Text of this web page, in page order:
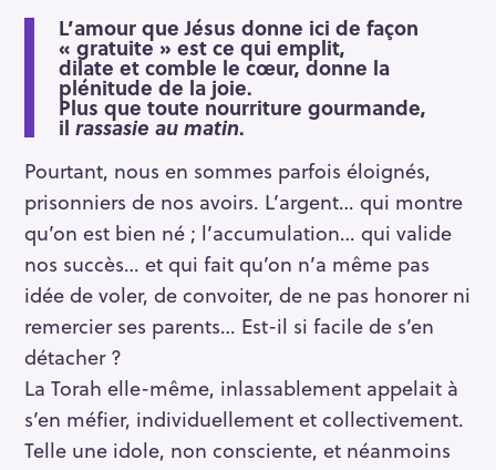
L’amour que Jésus donne ici de façon
« gratuite » est ce qui emplit,
dilate et comble le cœur, donne la
plénitude de la joie.
Plus que toute nourriture gourmande,
il rassasie au matin.
Pourtant, nous en sommes parfois éloignés,
prisonniers de nos avoirs. L’argent… qui montre
qu’on est bien né ; l’accumulation… qui valide
nos succès… et qui fait qu’on n’a même pas
idée de voler, de convoiter, de ne pas honorer ni
remercier ses parents… Est-il si facile de s’en
détacher ?
La Torah elle-même, inlassablement appelait à
s’en méfier, individuellement et collectivement.
Telle une idole, non consciente, et néanmoins